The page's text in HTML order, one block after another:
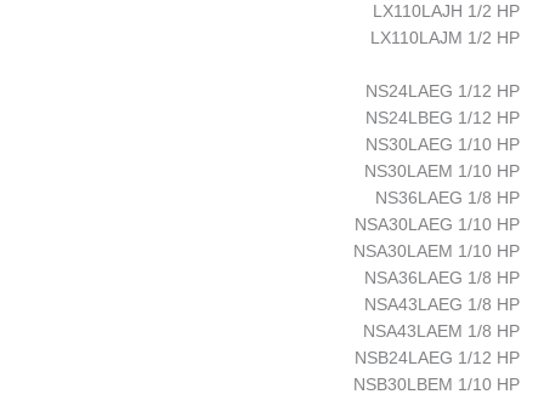
LX110LAJH 1/2 HP
LX110LAJM 1/2 HP
NS24LAEG 1/12 HP
NS24LBEG 1/12 HP
NS30LAEG 1/10 HP
NS30LAEM 1/10 HP
NS36LAEG 1/8 HP
NSA30LAEG 1/10 HP
NSA30LAEM 1/10 HP
NSA36LAEG 1/8 HP
NSA43LAEG 1/8 HP
NSA43LAEM 1/8 HP
NSB24LAEG 1/12 HP
NSB30LBEM 1/10 HP